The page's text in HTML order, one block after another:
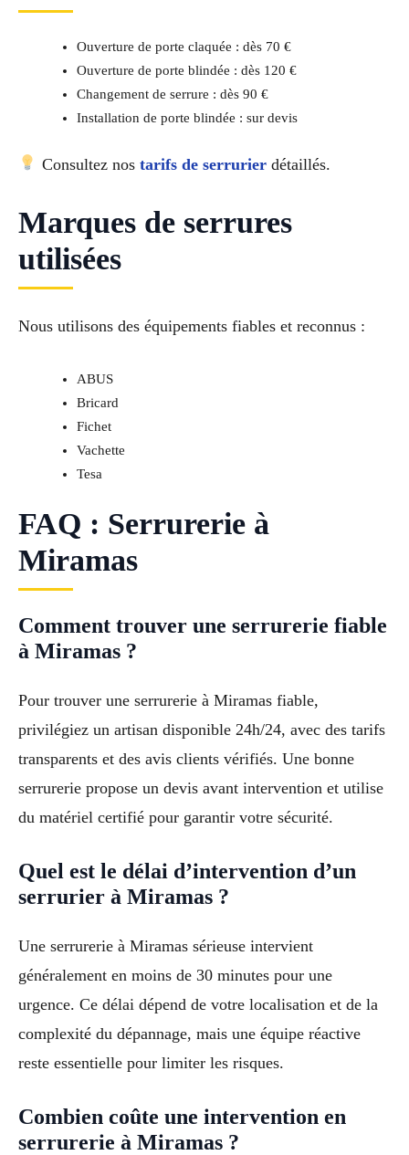
Ouverture de porte claquée : dès 70 €
Ouverture de porte blindée : dès 120 €
Changement de serrure : dès 90 €
Installation de porte blindée : sur devis
Consultez nos tarifs de serrurierdétaillés.
Marques de serrures
utilisées
Nous utilisons des équipements fiables et reconnus :
ABUS
Bricard
Fichet
Vachette
Tesa
FAQ : Serrurerie à
Miramas
Comment trouver une serrurerie fiable
à Miramas ?
Pour trouver une serrurerie à Miramas fiable,
privilégiez un artisan disponible 24h/24, avec des tarifs
transparents et des avis clients vérifiés. Une bonne
serrurerie propose un devis avant intervention et utilise
du matériel certifié pour garantir votre sécurité.
Quel est le délai d’intervention d’un
serrurier à Miramas ?
Une serrurerie à Miramas sérieuse intervient
généralement en moins de 30 minutes pour une
urgence. Ce délai dépend de votre localisation et de la
complexité du dépannage, mais une équipe réactive
reste essentielle pour limiter les risques.
Combien coûte une intervention en
serrurerie à Miramas ?